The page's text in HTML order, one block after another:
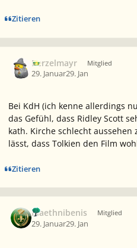
Zitieren
Berzelmayr Mitglied
29. Januar29. Jan
Bei KdH (ich kenne allerdings
das Gefühl, dass Ridley Scott
kath. Kirche schlecht
lässt, dass Tolkien den Film
Zitieren
Maethnibenis Mitglied
29. Januar29. Jan